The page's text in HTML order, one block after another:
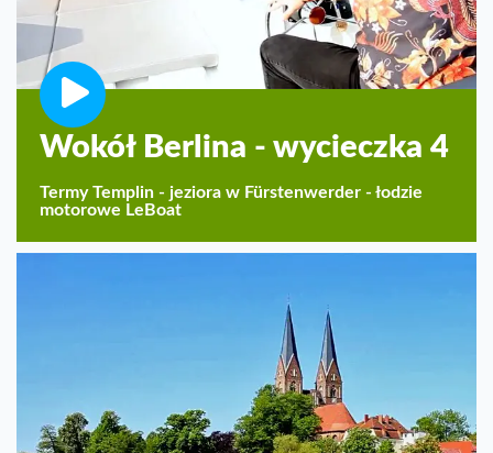
Wokół Berlina - wycieczka 4
Termy Templin - jeziora w Fürstenwerder - łodzie
motorowe LeBoat